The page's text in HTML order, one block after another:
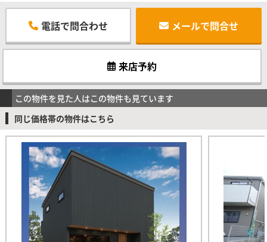
電話で問合わせ メールで問合せ
来店予約
この物件を見た人はこの物件も見ています
同じ価格帯の物件はこちら